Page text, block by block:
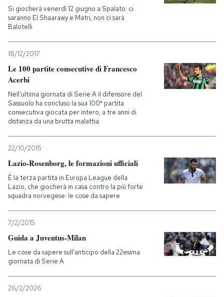
AREA PERSONALE
Si giocherà venerdì 12 giugno a Spalato: ci
saranno El Shaarawy e Matri, non ci sarà
Balotelli
18/12/2017
Le 100 partite consecutive di Francesco
Acerbi
Nell'ultima giornata di Serie A il difensore del
Sassuolo ha concluso la sua 100ª partita
consecutiva giocata per intero, a tre anni di
distanza da una brutta malattia
22/10/2015
Lazio-Rosenborg, le formazioni ufficiali
È la terza partita in Europa League della
Lazio, che giocherà in casa contro la più forte
squadra norvegese: le cose da sapere
7/2/2015
Guida a Juventus-Milan
Le cose da sapere sull'anticipo della 22esima
giornata di Serie A
26/2/2026